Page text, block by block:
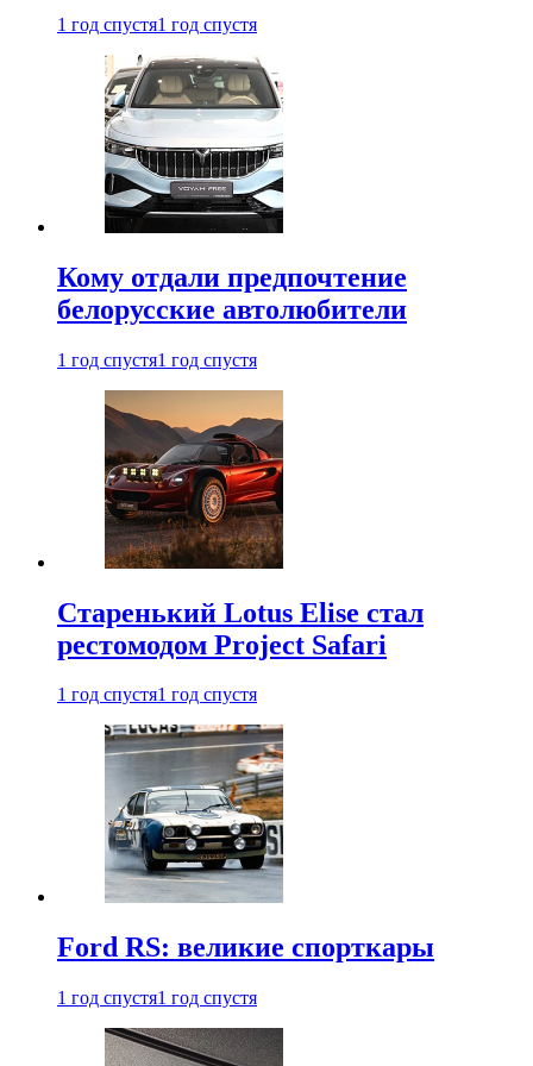
1 год спустя1 год спустя
Кому отдали предпочтение
белорусские автолюбители
1 год спустя1 год спустя
Старенький Lotus Elise стал
рестомодом Project Safari
1 год спустя1 год спустя
Ford RS: великие спорткары
1 год спустя1 год спустя